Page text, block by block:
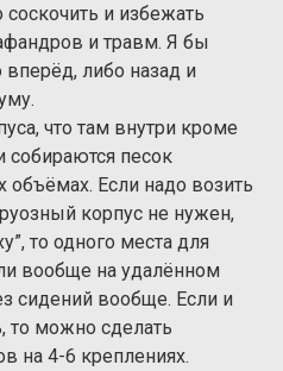
и избежать
и травм. Я бы
вперёд, либо назад и
что там внутри кроме
собираются песок
объёмах. Если надо возить
корпус не нужен,
то одного места для
вообще на удалённом
сидений вообще. Если и
то можно сделать
на 4-6 креплениях.